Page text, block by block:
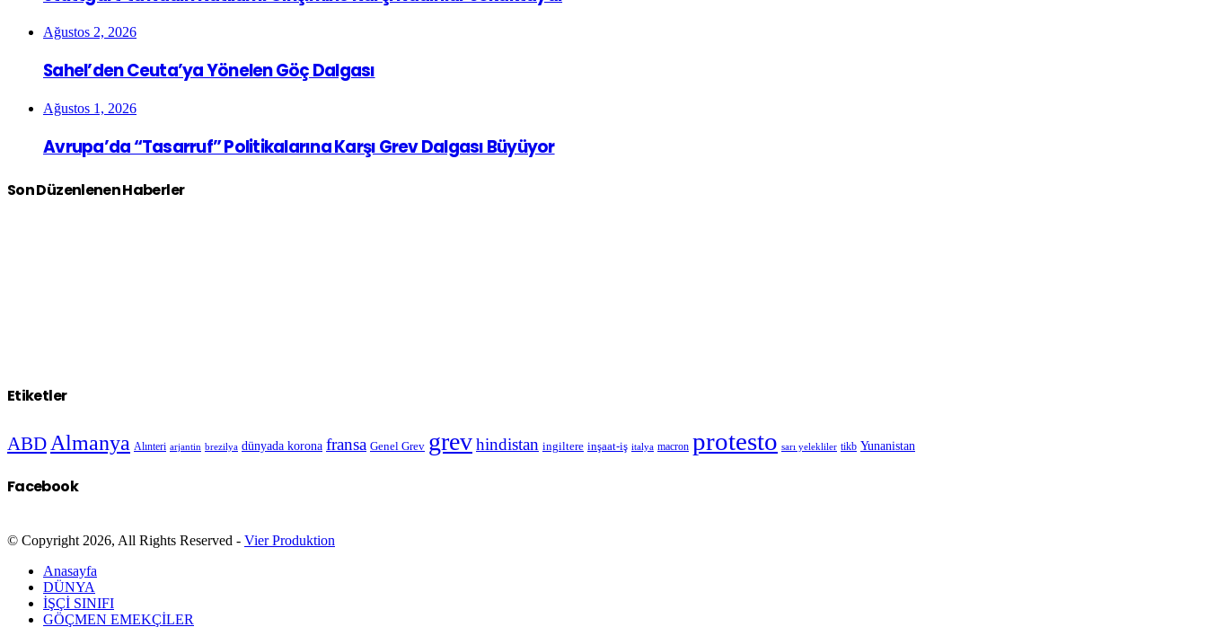
Ağustos 2, 2026
Sahel’den Ceuta’ya Yönelen Göç Dalgası
Ağustos 1, 2026
Avrupa’da “Tasarruf” Politikalarına Karşı Grev Dalgası Büyüyor
Son Düzenlenen Haberler
Etiketler
ABD Almanya Alınteri arjantin brezilya dünyada korona fransa Genel Grev grevhindistan ingiltere inşaat-iş italya macron protesto sarı yelekliler tikb Yunanistan
Facebook
© Copyright 2026, All Rights Reserved - Vier Produktion
Anasayfa
DÜNYA
İŞÇİ SINIFI
GÖÇMEN EMEKÇİLER